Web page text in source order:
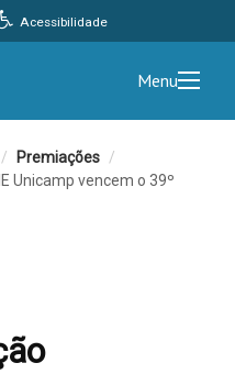
Acessibilidade
Menu
/ Premiações /
Unicamp vencem o 39º